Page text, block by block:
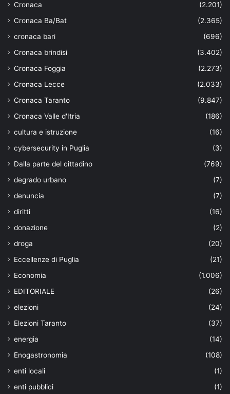
Cronaca
(2.201)
Cronaca Ba/Bat
(2.365)
cronaca bari
(696)
Cronaca brindisi
(3.402)
Cronaca Foggia
(2.273)
Cronaca Lecce
(2.033)
Cronaca Taranto
(9.847)
Cronaca Valle d'Itria
(186)
cultura e istruzione
(16)
cybersecurity in Puglia
(3)
Dalla parte del cittadino
(769)
degrado urbano
(7)
denuncia
(7)
diritti
(16)
donazione
(2)
droga
(20)
Eccellenze di Puglia
(21)
Economia
(1.006)
EDITORIALE
(26)
elezioni
(24)
Elezioni Taranto
(37)
energia
(14)
Enogastronomia
(108)
enti locali
(1)
enti pubblici
(1)